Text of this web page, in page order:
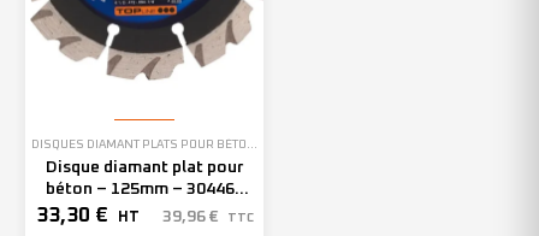
DISQUES DIAMANT PLATS POUR BÉTON
Disque diamant plat pour
béton – 125mm – 304462
(x1)
33,30 € HT 39,96 € TTC